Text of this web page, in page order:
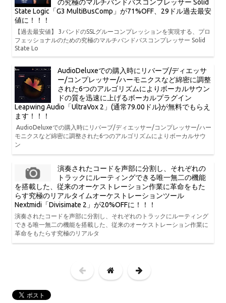
の究極のマルチバンドバスコンプレッサー Solid
State Logic「G3 MultiBusComp」が71%OFF、29ドル過去最安
値に！！！
【過去最安値】 3バンドのSSLグルーコンプレッションを実現する、プロ
フェッショナルのための究極のマルチバンドバスコンプレッサー Solid
State Lo
AudioDeluxeでの購入時にリバーブ/ディエッサ
ー/コンプレッサー/ハーモニクスなど綿密に調整
された6つのアルゴリズムによりボーカルサウン
ドの質を迅速に上げるボーカルプラグイン
Leapwing Audio「UltraVox 2」(通常79.00ドル)が無料でもらえ
ます！！！
AudioDeluxeでの購入時にリバーブ/ディエッサー/コンプレッサー/ハー
モニクスなど綿密に調整された6つのアルゴリズムによりボーカルサウ
ン
演奏されたコードを声部に分割し、それぞれの
トラックにルーティングできる唯一無二の機能
を搭載した、従来のオーケストレーション作業に革命をもた
らす究極のリアルタイムオーケストレーションツール
Nextmidi「Divisimate 2」が20%OFFに！！！
演奏されたコードを声部に分割し、それぞれのトラックにルーティング
できる唯一無二の機能を搭載した、従来のオーケストレーション作業に
革命をもたらす究極のリアルタ